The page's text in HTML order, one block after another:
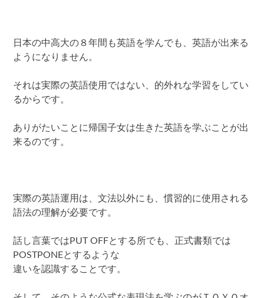
日本の中高大の８年間も英語を学んでも、英語が出来る
ようになりません。
それは実際の英語使用ではない、的外れな学習をしてい
るからです。
ありがたいことに帰国子女は生きた英語を学ぶことが出
来るのです。
実際の英語運用は、文法以外にも、慣習的に使用される
語法の理解が必要です。
話し言葉ではPUT OFFとする所でも、正式書類では
POSTPONEとするような
違いを認識することです。